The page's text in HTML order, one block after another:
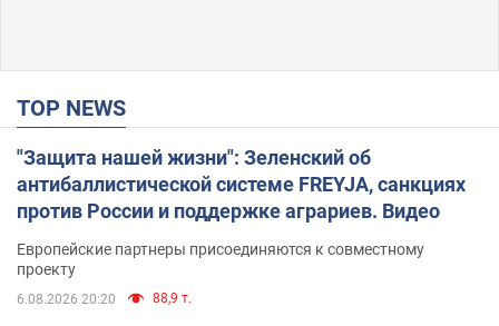
TOP NEWS
"Защита нашей жизни": Зеленский об
антибаллистической системе FREYJA, санкциях
против России и поддержке аграриев. Видео
Европейские партнеры присоединяются к совместному
проекту
6.08.2026 20:20 88,9 т.